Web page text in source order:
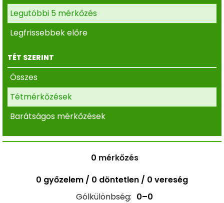
Legutóbbi 5 mérkőzés
Legfrissebbek előre
TÉT SZERINT
Összes
Tétmérkőzések
Barátságos mérkőzések
0 mérkőzés
0 győzelem / 0 döntetlen / 0 vereség
Gólkülönbség: 0–0